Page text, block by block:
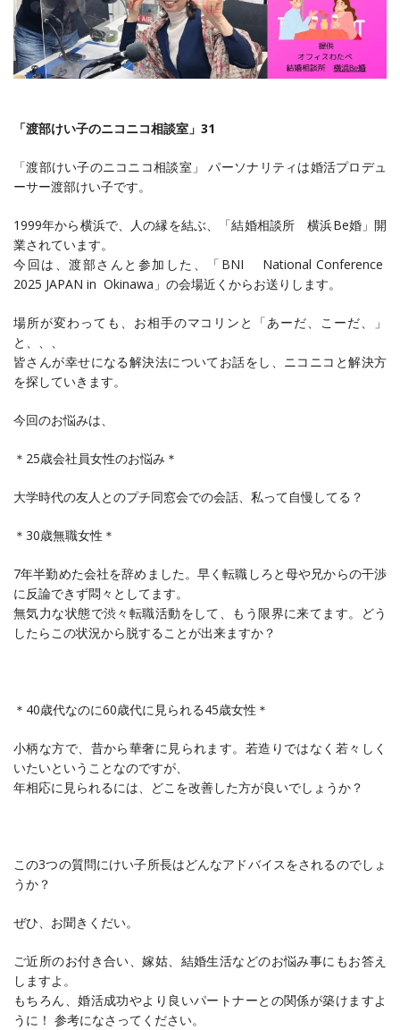
「渡部けい子のニコニコ相談室」31
「渡部けい子のニコニコ相談室」 パーソナリティは婚活プロデュ
ーサー渡部けい子です。
1999年から横浜で、人の縁を結ぶ、「結婚相談所 横浜Be婚」開
業されています。
今回は、渡部さんと参加した、「BNI National Conference
2025 JAPAN in Okinawa」の会場近くからお送りします。
場所が変わっても、お相手のマコリンと「あーだ、こーだ、」
と、、、
皆さんが幸せになる解決法についてお話をし、ニコニコと解決方
を探していきます。
今回のお悩みは、
＊25歳会社員女性のお悩み＊
大学時代の友人とのプチ同窓会での会話、私って自慢してる？
＊30歳無職女性＊
7年半勤めた会社を辞めました。早く転職しろと母や兄からの干渉
に反論できず悶々としてます。
無気力な状態で渋々転職活動をして、もう限界に来てます。どう
したらこの状況から脱することが出来ますか？
＊40歳代なのに60歳代に見られる45歳女性＊
小柄な方で、昔から華奢に見られます。若造りではなく若々しく
いたいということなのですが、
年相応に見られるには、どこを改善した方が良いでしょうか？
この3つの質問にけい子所長はどんなアドバイスをされるのでしょ
うか？
ぜひ、お聞きくだい。
ご近所のお付き合い、嫁姑、結婚生活などのお悩み事にもお答え
しますよ。
もちろん、婚活成功やより良いパートナーとの関係が築けますよ
うに！ 参考になさってください。